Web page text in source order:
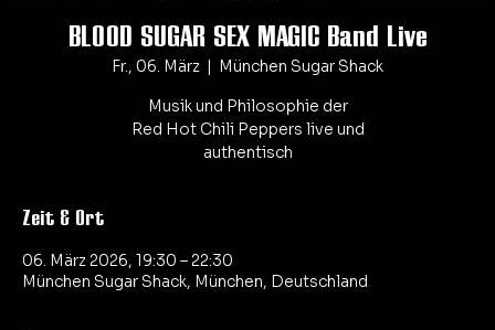
BLOOD SUGAR SEX MAGIC Band Live
Fr., 06. März
München Sugar Shack
Musik und Philosophie der
Red Hot Chili Peppers live und
authentisch
Zeit & Ort
06. März 2026, 19:30 – 22:30
München Sugar Shack, München, Deutschland